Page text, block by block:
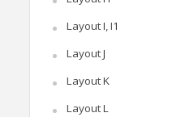
Layout I, I1
Layout J
Layout K
Layout L